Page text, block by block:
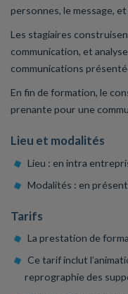
personnes, le message,
Les stagiaires
communication, et
communications
En fin de formation, le
prenante pour une
Lieu et modalités
Lieu : en intra
Modalités : en
Tarifs
La prestation de
Ce tarif inclut
reprographie des